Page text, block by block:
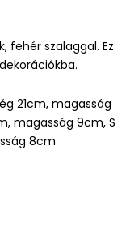
fehér szalaggal. Ez
21cm, magasság
magasság 9cm, S
8cm